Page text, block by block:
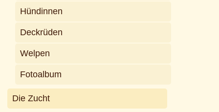
Hündinnen
Deckrüden
Welpen
Fotoalbum
Die Zucht